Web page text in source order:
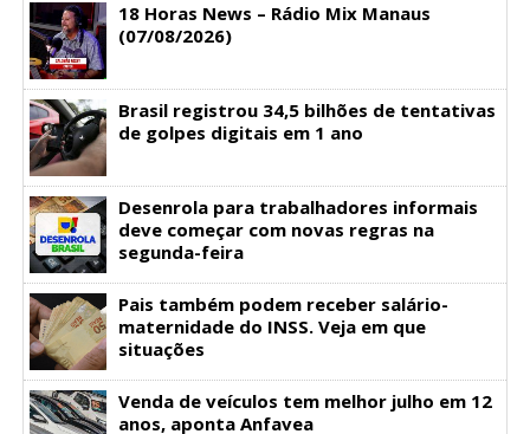
18 Horas News​​​​​​​​​​​​ – Rádio Mix Manaus
(07/08/2026)
Brasil registrou 34,5 bilhões de tentativas
de golpes digitais em 1 ano
Desenrola para trabalhadores informais
deve começar com novas regras na
segunda-feira
Pais também podem receber salário-
maternidade do INSS. Veja em que
situações
Venda de veículos tem melhor julho em 12
anos, aponta Anfavea